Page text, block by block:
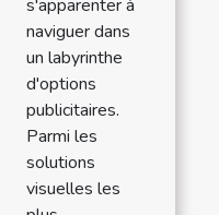
s'apparenter à
naviguer dans
un labyrinthe
d'options
publicitaires.
Parmi les
solutions
visuelles les